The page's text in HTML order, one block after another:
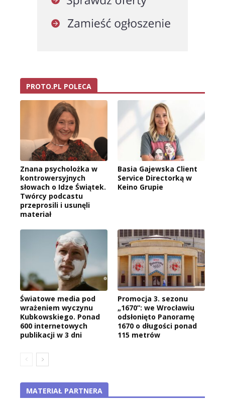
PROTO.PL POLECA
Znana psycholożka w
kontrowersyjnych
słowach o Idze Świątek.
Twórcy podcastu
przeprosili i usunęli
materiał
Basia Gajewska Client
Service Directorką w
Keino Grupie
Światowe media pod
wrażeniem wyczynu
Kubkowskiego. Ponad
600 internetowych
publikacji w 3 dni
Promocja 3. sezonu
„1670”: we Wrocławiu
odsłonięto Panoramę
1670 o długości ponad
115 metrów
MATERIAŁ PARTNERA